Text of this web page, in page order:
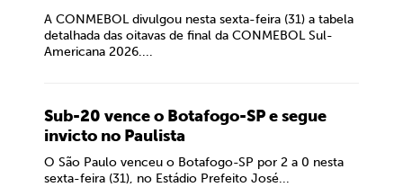
A CONMEBOL divulgou nesta sexta-feira (31) a tabela
detalhada das oitavas de final da CONMEBOL Sul-
Americana 2026....
Sub-20 vence o Botafogo-SP e segue
invicto no Paulista
O São Paulo venceu o Botafogo-SP por 2 a 0 nesta
sexta-feira (31), no Estádio Prefeito José...